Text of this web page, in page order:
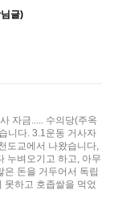
글)
자금..... 수의당(주옥
니다. 3.1운동 거사자
도교에서 나왔습니다,
누벼오기고 하고, 아무
은 돈을 거두어서 독립
못하고 호좁쌀을 먹었